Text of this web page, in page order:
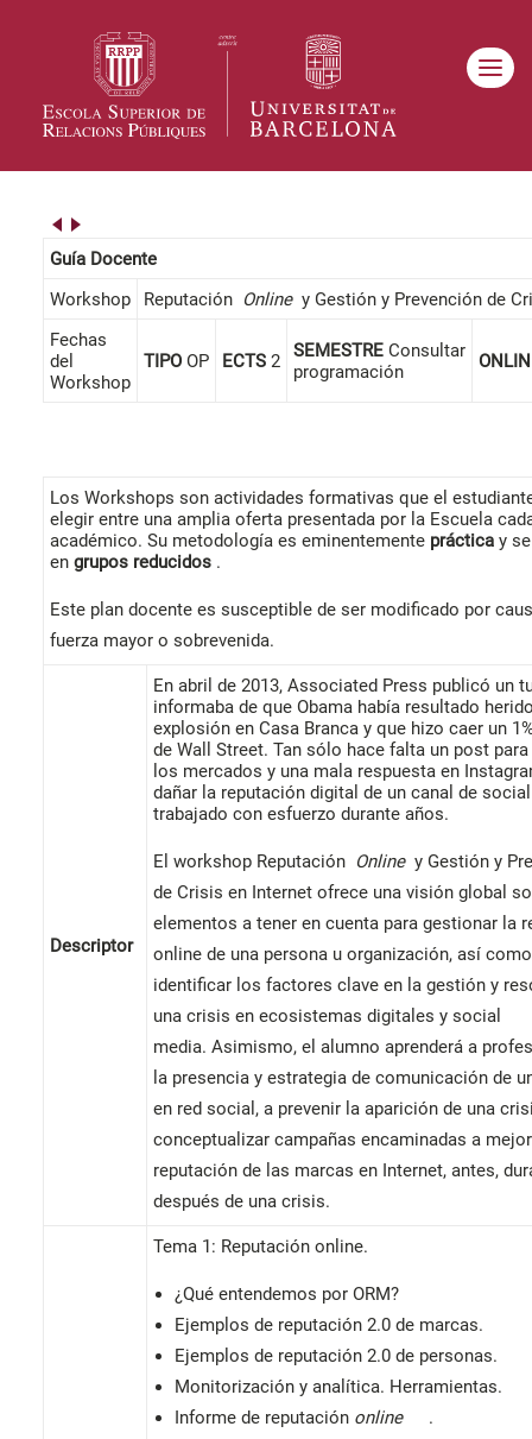
Guía Docente
Workshop
Reputación Onliney Gestión y Prevención de
Fechas
del
Workshop
TIPO OP ECTS 2 SEMESTRE Consultar
programación
Los Workshops son actividades formativas que el
elegir entre una amplia oferta presentada por la Escuela
académico. Su metodología es eminentemente práctica y
en grupos reducidos .
Este plan docente es susceptible de ser modificado por
fuerza mayor o sobrevenida.
Descriptor
En abril de 2013, Associated Press publicó un
informaba de que Obama había resultado
explosión en Casa Branca y que hizo caer un
de Wall Street. Tan sólo hace falta un post
los mercados y una mala respuesta en
dañar la reputación digital de un canal de
trabajado con esfuerzo durante años.
El workshop Reputación Onliney Gestión y
de Crisis en Internet ofrece una visión global
elementos a tener en cuenta para gestionar la
online de una persona u organización, así como
identificar los factores clave en la gestión y
una crisis en ecosistemas digitales y social
media. Asimismo, el alumno aprenderá a
la presencia y estrategia de comunicación de
en red social, a prevenir la aparición de una
conceptualizar campañas encaminadas a
reputación de las marcas en Internet, antes,
después de una crisis.
Tema 1: Reputación online.
¿Qué entendemos por ORM?
Ejemplos de reputación 2.0 de marcas.
Ejemplos de reputación 2.0 de personas.
Monitorización y analítica. Herramientas.
Informe de reputación online
.